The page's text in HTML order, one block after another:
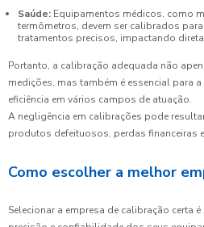
Saúde: Equipamentos médicos, como
termômetros, devem ser calibrados
tratamentos precisos, impactando
Portanto, a calibração adequada não
medições, mas também é essencial para
eficiência em vários campos de atuação.
A negligência em calibrações pode
produtos defeituosos, perdas financeiras
Como escolher a melhor
Selecionar a empresa de calibração certa